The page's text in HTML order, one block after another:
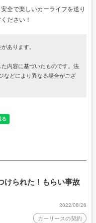
全で楽しいカーライフを送り
ださい！
あります。
内容に基づいたものです。法
などにより異なる場合がござ
けられた！もらい事故
2022/08/26
カーリースの契約